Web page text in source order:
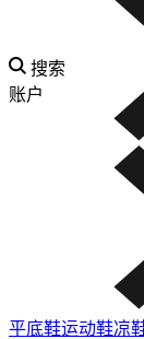
搜索
账户
平底鞋运动鞋凉